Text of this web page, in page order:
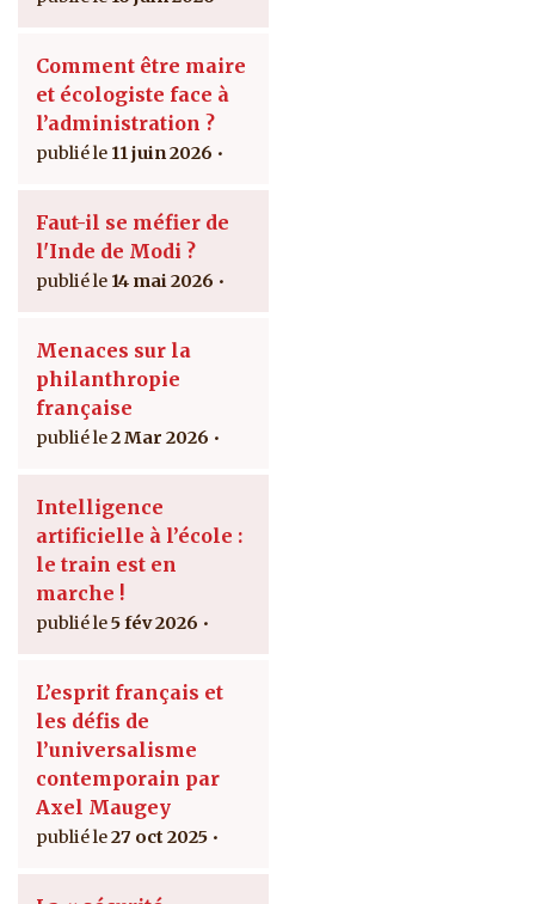
Comment être maire
et écologiste face à
l’administration ?
11 juin 2026
Faut-il se méfier de
l'Inde de Modi ?
14 mai 2026
Menaces sur la
philanthropie
française
2 Mar 2026
Intelligence
artificielle à l’école :
le train est en
marche !
5 fév 2026
L’esprit français et
les défis de
l’universalisme
contemporain par
Axel Maugey
27 oct 2025